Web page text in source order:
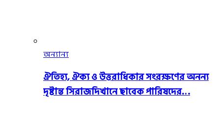
অন্যান্য
ঐতিহ্য, ঐক্য ও উত্তরাধিকার সংরক্ষণের অনন্য
দৃষ্টান্ত সিরাজদিখানে ছাবেক পারিষদের…